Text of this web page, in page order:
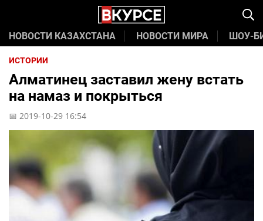
НОВОСТИ КАЗАХСТАНА НОВОСТИ МИРА ШОУ-
ИСТОРИИ
Алматинец заставил жену встать
на намаз и покрыться
📅 2019-10-29 16:54